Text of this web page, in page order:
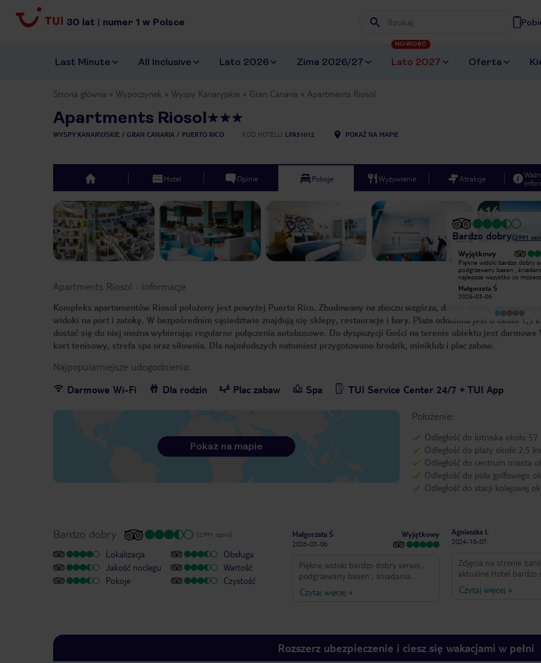
30 lat | numer 1 w Polsce Wpisz frazę, której szukasz
Last Minute All Inclusive Lato 2026 Zima 2026/27 Lato 2027
NOWOŚĆ
Oferta
Strona główna Wypoczynek Wyspy Kanaryjskie Gran Canaria Apartments Riosol
Apartments Riosol
WYSPY KANARYJSKIE GRAN CANARIA PUERTO RICO KOD HOTELU LPA51012 POKAŻ NA MAPIE
top Hotel Opinie Pokoje Wyżywienie Atrakcje
Previous slide +16
Bardzo dobry(2991
Wyjątkowy
Cudowne położenie choć wracając z
dobre miejsce zarówno dla rodzin z
dziećmi jak i par. Widok na ocean
potrafi zachwycić!
Wyjątkowy
Piękne widoki bardzo dobry
podgrzewany basen ,
najlepsze wszystko co możesz
wymarzyć, obsługa zawsze
Wrócimy tu na następne
Małgorzata Ś
2026-03-06
Apartments Riosol - informacje
Kompleks apartamentów Riosol położony jest powyżej Puerto Rico. Zbudowany na zboczu wzgórza, dzięki czemu oferuje
widoki na port i zatokę. W bezpośrednim sąsiedztwie znajdują się sklepy, restauracje i bary. Plaża oddalona jest o około 1,5
dostać się do niej można wybierając regularne połączenia autobusowe. Do dyspozycji Gości na terenie obiektu jest darmowe
kort tenisowy, strefa spa oraz siłownia. Dla najmłodszych natomiast przygotowano brodzik, miniklub i plac zabaw.
Najpopularniejsze udogodnienia:
Darmowe Wi-Fi
Dla rodzin Plac zabaw Spa TUI Service Center 24/7 + TUI App
Położenie:
Odległość do lotniska około 57
Odległość do plaży około 2,5
Odległość do centrum miasta
Odległość do pola golfowego
Odległość do stacji kolejowej
Pokaż na mapie
Bardzo dobry (2991 opinii)
Lokalizacja
Jakość noclegu
Pokoje
Obsługa
Wartość
Czystość
Małgorzata Ś
2026-03-06
Wyjątkowy
Piękne widoki bardzo dobry serwis ,
podgrzewany basen , śniadania
najlepsze wszystko co możesz sobie
wymarzyć, obsługa zawsze pomocna .
Czytaj więcej »
Agnieszka L
2024-10-07
Zdjęcia na stronie
aktualne.Hotel bardzo
pokojach premium
meble, bardzo niska
nie działa a do plaży
prawie 700 schodów.
Czytaj więcej »
Rozszerz ubezpieczenie i ciesz się wakacjami w pełni